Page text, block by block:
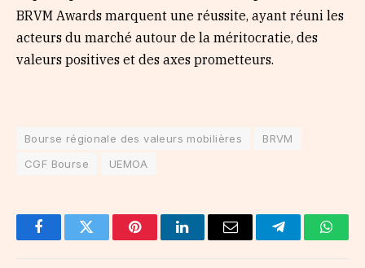
BRVM Awards marquent une réussite, ayant réuni les
acteurs du marché autour de la méritocratie, des
valeurs positives et des axes prometteurs.
Bourse régionale des valeurs mobilières
BRVM
CGF Bourse
UEMOA
FacebookTwitter PinterestLinkedInEmail Telegram